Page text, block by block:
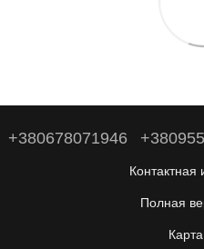
+380678071946
Полная